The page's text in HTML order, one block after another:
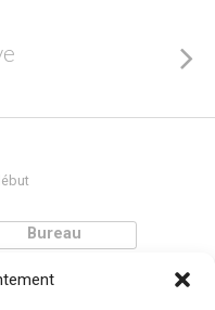
Bureau